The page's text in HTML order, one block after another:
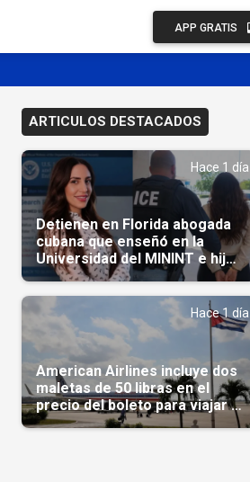
APP GRATIS
ARTICULOS DESTACADOS
Hace 1 día
Detienen en Florida abogada
cubana que enseñó en la
Universidad del MININT e hija
de diplomático cubano
Hace 1 día
American Airlines incluye dos
maletas de 50 libras en el
precio del boleto para viajar a
Cuba en agosto